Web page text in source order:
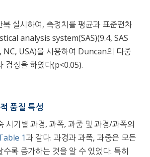
실시하여, 측정치를 평균과 표준편차
analysis system(SAS)(9.4, SAS
USA)을 사용하여 Duncan의 다중
검정을 하였다(p<0.05).
품질 특성
시기별 과경, 과폭, 과중 및 과경/과폭의
1과 같다. 과경과 과폭, 과중은 모든
록 증가하는 것을 알 수 있었다. 특히